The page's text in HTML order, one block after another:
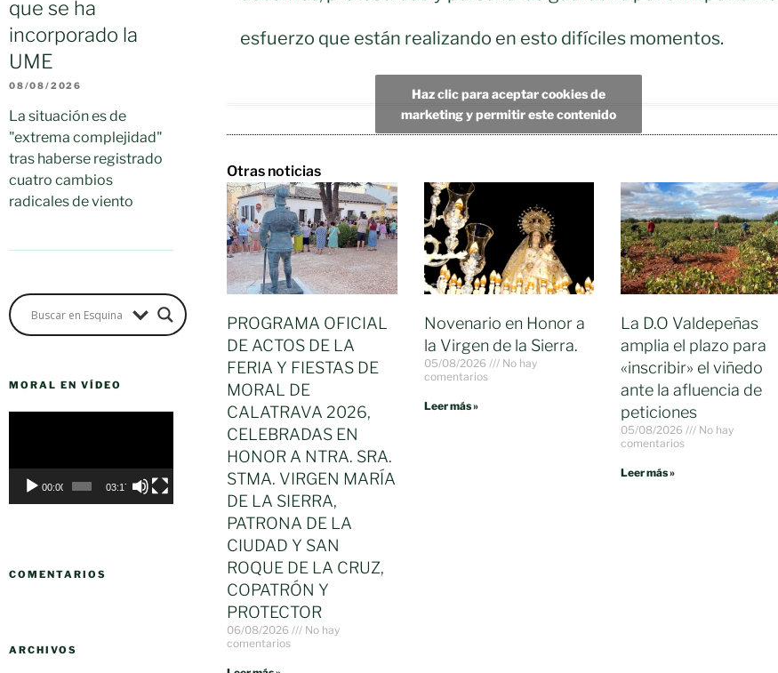
que se ha
incorporado la
UME
08/08/2026
La situación es de
"extrema complejidad"
tras haberse registrado
cuatro cambios
radicales de viento
MORAL EN VÍDEO
00:00 03:17
COMENTARIOS
ARCHIVOS
esfuerzo que están realizando en esto difíciles momentos.
Haz clic para aceptar cookies de
marketing y permitir este contenido
Otras noticias
PROGRAMA OFICIAL
DE ACTOS DE LA
FERIA Y FIESTAS DE
MORAL DE
CALATRAVA 2026,
CELEBRADAS EN
HONOR A NTRA. SRA.
STMA. VIRGEN MARÍA
DE LA SIERRA,
PATRONA DE LA
CIUDAD Y SAN
ROQUE DE LA CRUZ,
COPATRÓN Y
PROTECTOR
06/08/2026
No hay
comentarios
Novenario en Honor a
la Virgen de la Sierra.
05/08/2026
No hay
comentarios
Leer más »
La D.O Valdepeñas
amplia el plazo para
«inscribir» el viñedo
ante la afluencia de
peticiones
05/08/2026
No hay
comentarios
Leer más »